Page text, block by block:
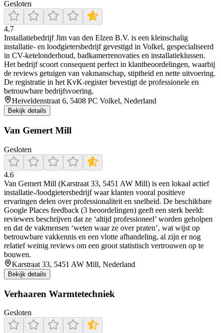
Gesloten
4.7
Installatiebedrijf Jim van den Elzen B.V. is een kleinschalig
installatie- en loodgietersbedrijf gevestigd in Volkel, gespecialiseerd
in CV-ketelonderhoud, badkamerrenovaties en installatieklussen.
Het bedrijf scoort consequent perfect in klantbeoordelingen, waarbij
de reviews getuigen van vakmanschap, stiptheid en nette uitvoering.
De registratie in het KvK-register bevestigt de professionele en
betrouwbare bedrijfsvoering.
Heiveldenstraat 6, 5408 PC Volkel, Nederland
Bekijk details
Van Gemert Mill
Gesloten
4.6
Van Gemert Mill (Karstraat 33, 5451 AW Mill) is een lokaal actief
installatie-/loodgietersbedrijf waar klanten vooral positieve
ervaringen delen over professionaliteit en snelheid. De beschikbare
Google Places feedback (3 beoordelingen) geeft een sterk beeld:
reviewers beschrijven dat ze ‘altijd professioneel’ worden geholpen
en dat de vakmensen ‘weten waar ze over praten’, wat wijst op
betrouwbare vakkennis en een vlotte afhandeling, al zijn er nog
relatief weinig reviews om een groot statistisch vertrouwen op te
bouwen.
Karstraat 33, 5451 AW Mill, Nederland
Bekijk details
Verhaaren Warmtetechniek
Gesloten